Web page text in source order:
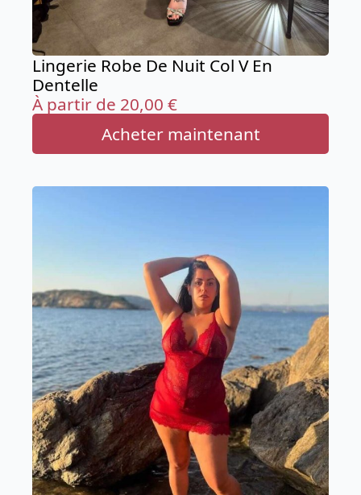
Lingerie Robe De Nuit Col V En
Dentelle
À partir de 20,00 €
Acheter maintenant